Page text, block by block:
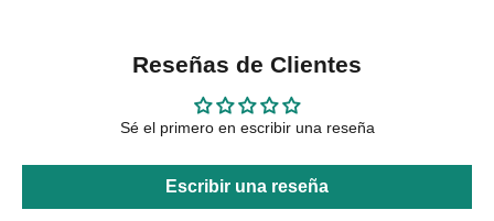
Reseñas de Clientes
Sé el primero en escribir una reseña
Escribir una reseña